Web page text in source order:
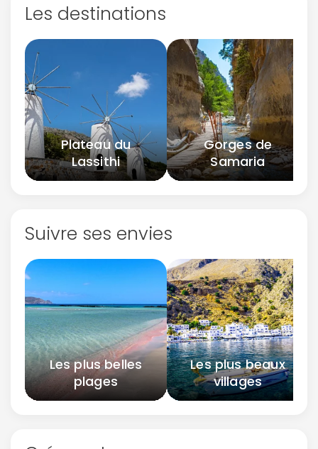
Les destinations
Plateau du
Lassithi
Gorges de
Samaria
Suivre ses envies
Les plus belles
plages
Les plus beaux
villages